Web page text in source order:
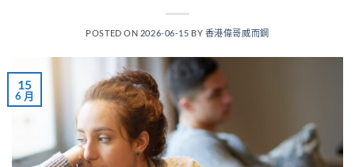
POSTED ON 2026-06-15 BY 香港偉哥威而鋼
15
6 月